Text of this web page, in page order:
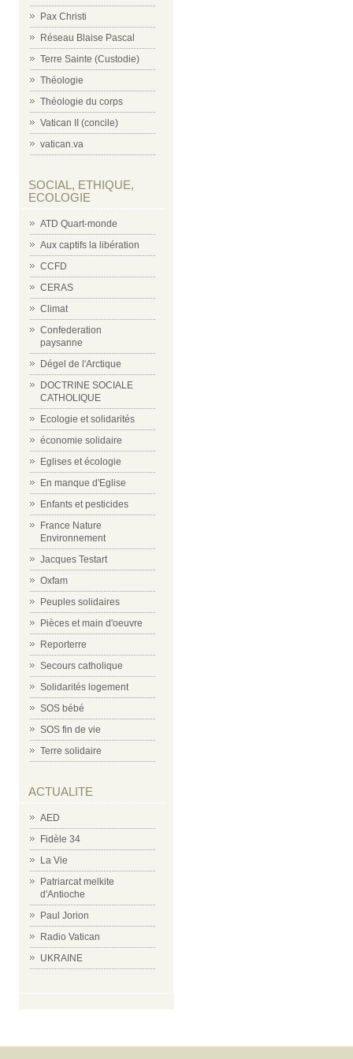
Pax Christi
Réseau Blaise Pascal
Terre Sainte (Custodie)
Théologie
Théologie du corps
Vatican II (concile)
vatican.va
SOCIAL, ETHIQUE,
ECOLOGIE
ATD Quart-monde
Aux captifs la libération
CCFD
CERAS
Climat
Confederation
paysanne
Dégel de l'Arctique
DOCTRINE SOCIALE
CATHOLIQUE
Ecologie et solidarités
économie solidaire
Eglises et écologie
En manque d'Eglise
Enfants et pesticides
France Nature
Environnement
Jacques Testart
Oxfam
Peuples solidaires
Pièces et main d'oeuvre
Reporterre
Secours catholique
Solidarités logement
SOS bébé
SOS fin de vie
Terre solidaire
ACTUALITE
AED
Fidèle 34
La Vie
Patriarcat melkite
d'Antioche
Paul Jorion
Radio Vatican
UKRAINE